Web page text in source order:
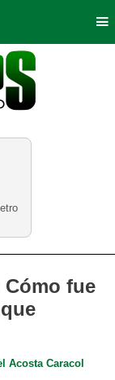
Cómo fue
Acosta Caracol